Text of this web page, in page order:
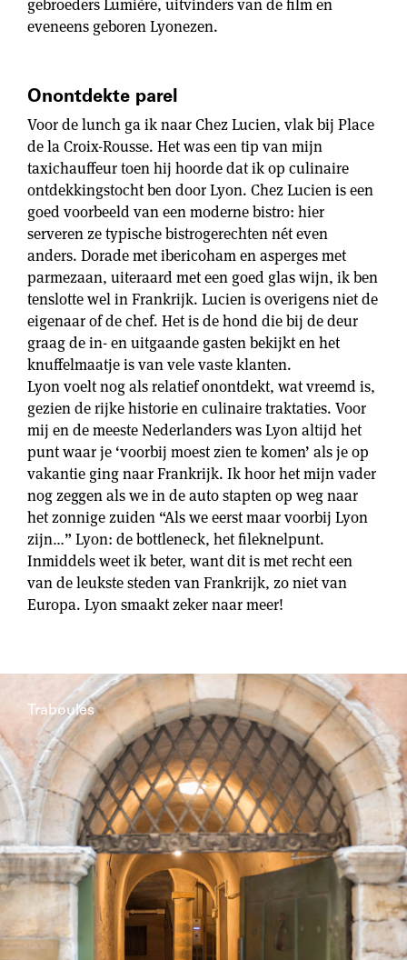
gebroeders Lumière, uitvinders van de film en
eveneens geboren Lyonezen.
Onontdekte parel
Voor de lunch ga ik naar Chez Lucien, vlak bij Place
de la Croix-Rousse. Het was een tip van mijn
taxichauffeur toen hij hoorde dat ik op culinaire
ontdekkingstocht ben door Lyon. Chez Lucien is een
goed voorbeeld van een moderne bistro: hier
serveren ze typische bistrogerechten nét even
anders. Dorade met ibericoham en asperges met
parmezaan, uiteraard met een goed glas wijn, ik ben
tenslotte wel in Frankrijk. Lucien is overigens niet de
eigenaar of de chef. Het is de hond die bij de deur
graag de in- en uitgaande gasten bekijkt en het
knuffelmaatje is van vele vaste klanten.
Lyon voelt nog als relatief onontdekt, wat vreemd is,
gezien de rijke historie en culinaire traktaties. Voor
mij en de meeste Nederlanders was Lyon altijd het
punt waar je ‘voorbij moest zien te komen’ als je op
vakantie ging naar Frankrijk. Ik hoor het mijn vader
nog zeggen als we in de auto stapten op weg naar
het zonnige zuiden “Als we eerst maar voorbij Lyon
zijn…” Lyon: de bottleneck, het fileknelpunt.
Inmiddels weet ik beter, want dit is met recht een
van de leukste steden van Frankrijk, zo niet van
Europa. Lyon smaakt zeker naar meer!
Traboules